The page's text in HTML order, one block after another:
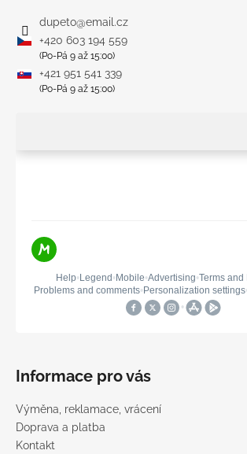
dupeto@email.cz
+420 603 194 559
(Po-Pá 9 až 15:00)
+421 951 541 339
(Po-Pá 9 až 15:00)
Informace pro vás
Výměna, reklamace, vrácení
Doprava a platba
Kontakt